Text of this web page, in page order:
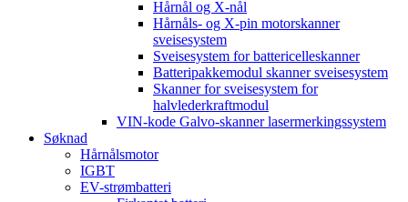
Hårnål og X-nål
Hårnåls- og X-pin motorskanner
sveisesystem
Sveisesystem for battericelleskanner
Batteripakkemodul skanner sveisesystem
Skanner for sveisesystem for
halvlederkraftmodul
VIN-kode Galvo-skanner lasermerkingssystem
Søknad
Hårnålsmotor
IGBT
EV-strømbatteri